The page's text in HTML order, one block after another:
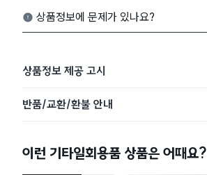
상품정보에 문제가 있나요?
상품정보 제공 고시
반품/교환/환불 안내
이런 기타일회용품 상품은 어때요?